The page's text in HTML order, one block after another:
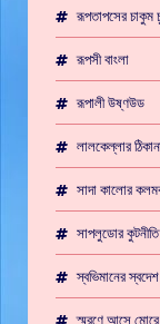
রূপতাপসের চাকুম
রূপসী বাংলা
রূপালী উষ্ণউড
লালকেল্লার
সাদা কালোর
সাপলুডোর কুটনীতি
স্বভিমানের স্বদেশ
স্মরণে আসে মোরে